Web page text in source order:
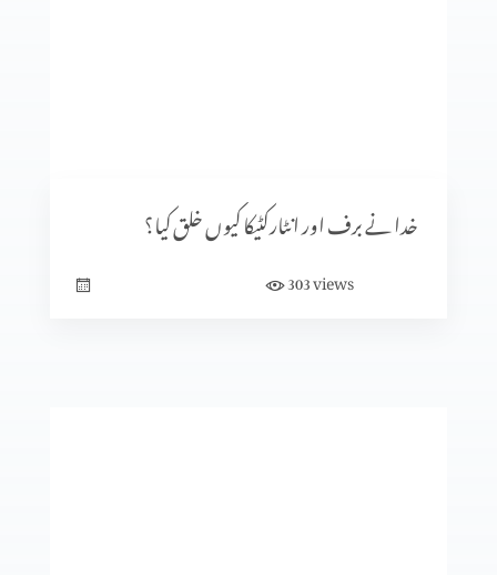
یہودیوں میں سے مخالفِ مسیح
خدا نے برف اور انٹارکٹیکا کیوں خلق کیا؟
303views